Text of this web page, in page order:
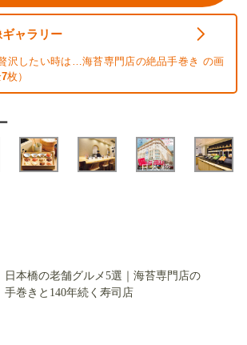
ギャラリー
沢したい時は…海苔専門店の絶品手巻き の画
7枚）
日本橋の老舗グルメ5選｜海苔専門店の
手巻きと140年続く寿司店